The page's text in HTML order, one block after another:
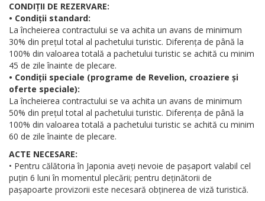
CONDIȚII DE REZERVARE:
• Condiții standard:
La încheierea contractului se va achita un avans de minimum
30% din prețul total al pachetului turistic. Diferența de până la
100% din valoarea totală a pachetului turistic se achită cu minim
45 de zile înainte de plecare.
• Condiții speciale (programe de Revelion, croaziere și
oferte speciale):
La încheierea contractului se va achita un avans de minimum
50% din prețul total al pachetului turistic. Diferența de până la
100% din valoarea totală a pachetului turistic se achită cu minim
60 de zile înainte de plecare.
ACTE NECESARE:
• Pentru călătoria în Japonia aveți nevoie de pașaport valabil cel
puțin 6 luni în momentul plecării; pentru deținătorii de
pașapoarte provizorii este necesară obținerea de viză turistică.